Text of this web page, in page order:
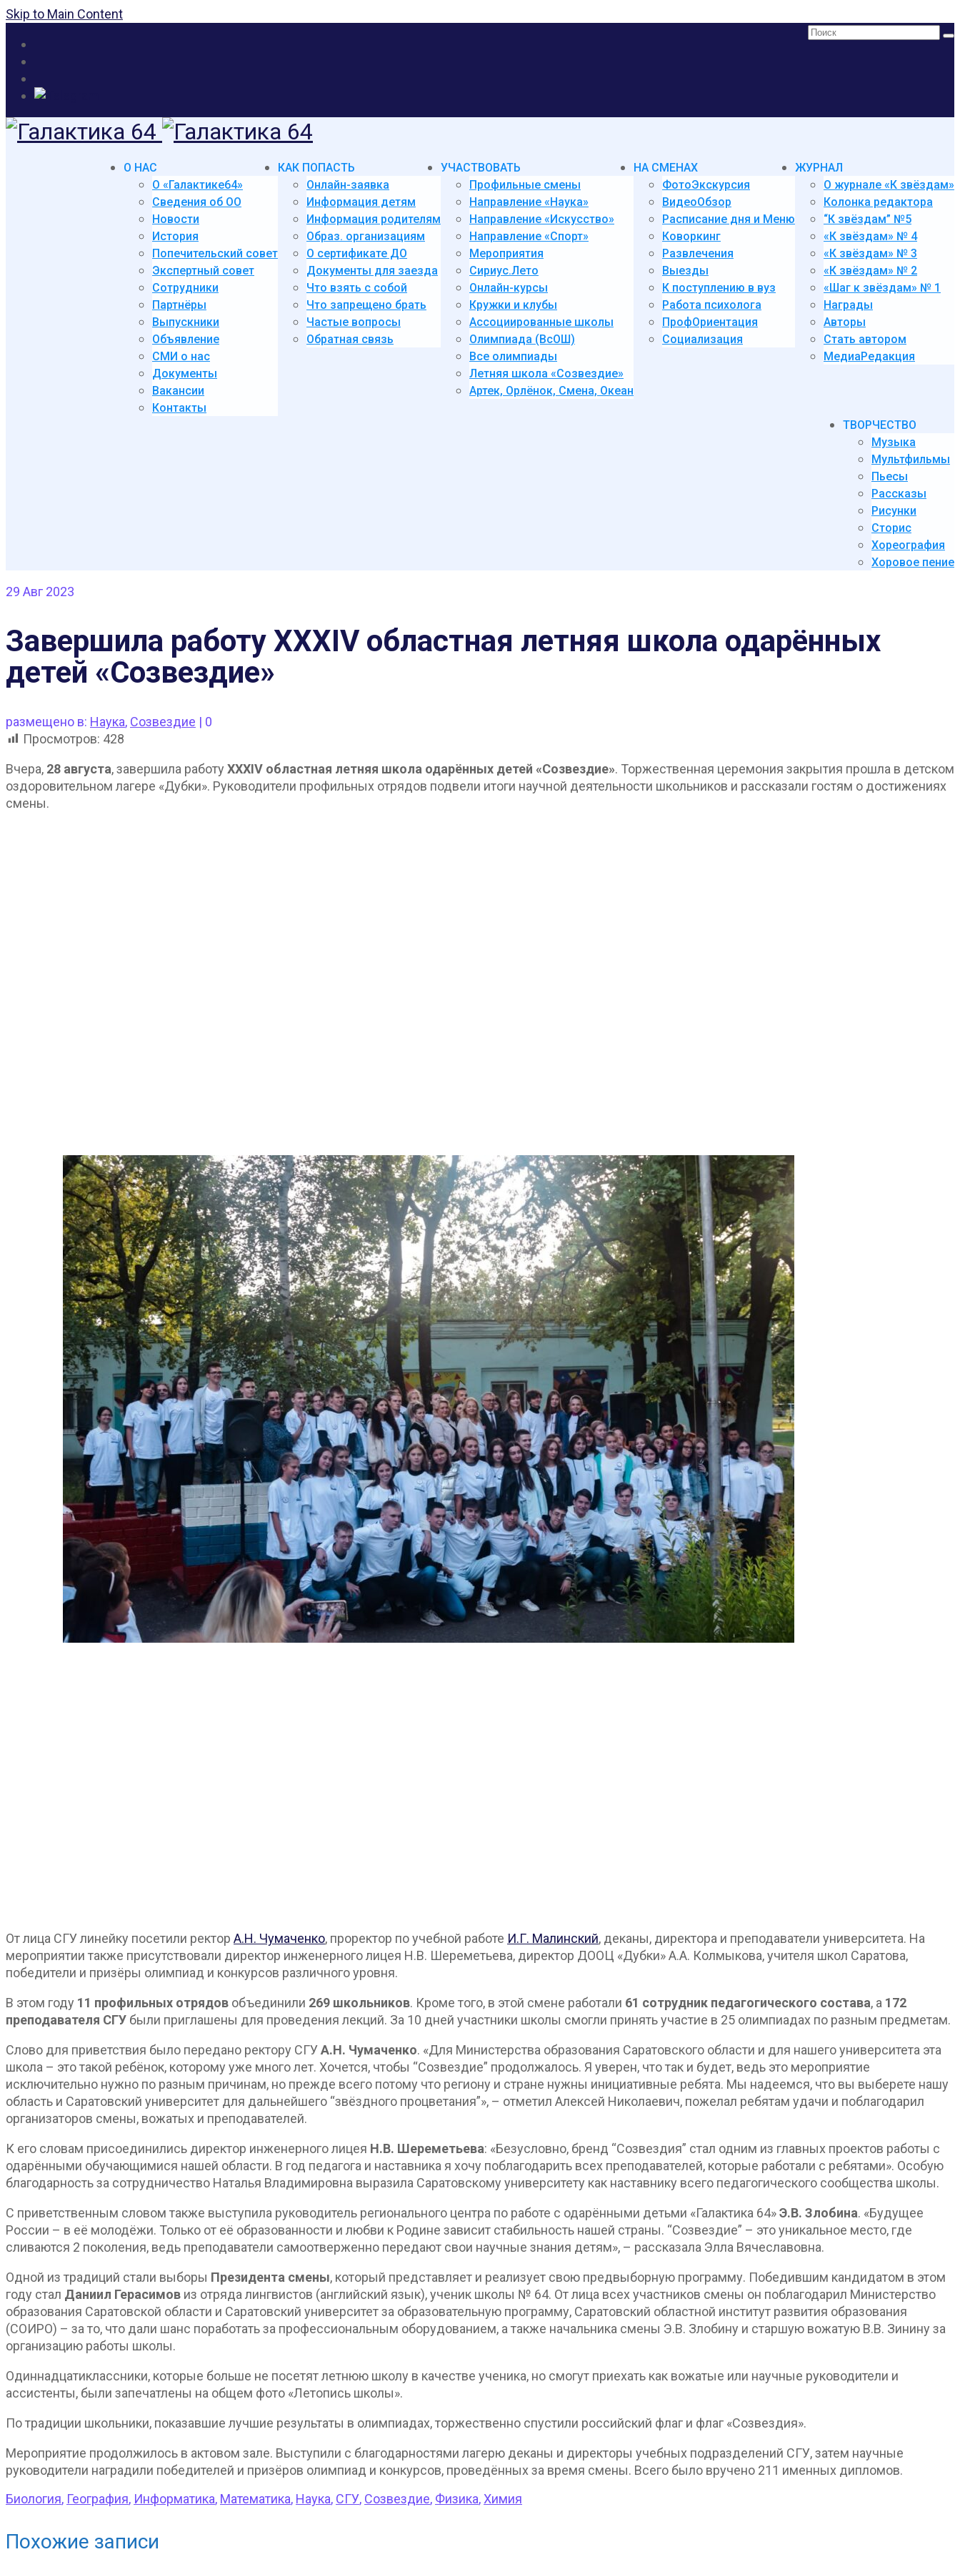
Skip to Main Content
Поиск:
О НАС
О «Галактике64»
Сведения об ОО
Новости
История
Попечительский совет
Экспертный совет
Сотрудники
Партнёры
Выпускники
Объявление
СМИ о нас
Документы
Вакансии
Контакты
КАК ПОПАСТЬ
Онлайн-заявка
Информация детям
Информация родителям
Образ. организациям
О сертификате ДО
Документы для заезда
Что взять с собой
Что запрещено брать
Частые вопросы
Обратная связь
УЧАСТВОВАТЬ
Профильные смены
Направление «Наука»
Направление «Искусство»
Направление «Спорт»
Мероприятия
Сириус.Лето
Онлайн-курсы
Кружки и клубы
Ассоциированные школы
Олимпиада (ВсОШ)
Все олимпиады
Летняя школа «Созвездие»
Артек, Орлёнок, Смена, Океан
НА СМЕНАХ
ФотоЭкскурсия
ВидеоОбзор
Расписание дня и Меню
Коворкинг
Развлечения
Выезды
К поступлению в вуз
Работа психолога
ПрофОриентация
Социализация
ЖУРНАЛ
О журнале «К звёздам»
Колонка редактора
“К звёздам” №5
«К звёздам» № 4
«К звёздам» № 3
«К звёздам» № 2
«Шаг к звёздам» № 1
Награды
Авторы
Стать автором
МедиаРедакция
ТВОРЧЕСТВО
Музыка
Мультфильмы
Пьесы
Рассказы
Рисунки
Сторис
Хореография
Хоровое пение
29 Авг 2023
Завершила работу XXXIV областная летняя школа одарённых
детей «Созвездие»
размещено в: Наука, Созвездие | 0
Просмотров: 428
Вчера, 28 августа, завершила работу XXXIV областная летняя школа одарённых детей «Созвездие». Торжественная церемония закрытия прошла в детском
оздоровительном лагере «Дубки». Руководители профильных отрядов подвели итоги научной деятельности школьников и рассказали гостям о достижениях
смены.
От лица СГУ линейку посетили ректор А.Н. Чумаченко, проректор по учебной работе И.Г. Малинский, деканы, директора и преподаватели университета. На
мероприятии также присутствовали директор инженерного лицея Н.В. Шереметьева, директор ДООЦ «Дубки» А.А. Колмыкова, учителя школ Саратова,
победители и призёры олимпиад и конкурсов различного уровня.
В этом году 11 профильных отрядов объединили 269 школьников. Кроме того, в этой смене работали 61 сотрудник педагогического состава, а 172
преподавателя СГУ были приглашены для проведения лекций. За 10 дней участники школы смогли принять участие в 25 олимпиадах по разным предметам.
Слово для приветствия было передано ректору СГУА.Н. Чумаченко. «Для Министерства образования Саратовского области и для нашего университета эта
школа – это такой ребёнок, которому уже много лет. Хочется, чтобы “Созвездие” продолжалось. Я уверен, что так и будет, ведь это мероприятие
исключительно нужно по разным причинам, но прежде всего потому что региону и стране нужны инициативные ребята. Мы надеемся, что вы выберете нашу
область и Саратовский университет для дальнейшего “звёздного процветания”», – отметил Алексей Николаевич, пожелал ребятам удачи и поблагодарил
организаторов смены, вожатых и преподавателей.
К его словам присоединились директор инженерного лицея Н.В. Шереметьева: «Безусловно, бренд “Созвездия” стал одним из главных проектов работы с
одарёнными обучающимися нашей области. В год педагога и наставника я хочу поблагодарить всех преподавателей, которые работали с ребятами». Особую
благодарность за сотрудничество Наталья Владимировна выразила Саратовскому университету как наставнику всего педагогического сообщества школы.
С приветственным словом также выступила руководитель регионального центра по работе с одарёнными детьми «Галактика 64»Э.В. Злобина. «Будущее
России – в её молодёжи. Только от её образованности и любви к Родине зависит стабильность нашей страны. “Созвездие” – это уникальное место, где
сливаются 2 поколения, ведь преподаватели самоотверженно передают свои научные знания детям», – рассказала Элла Вячеславовна.
Одной из традиций стали выборы Президента смены, который представляет и реализует свою предвыборную программу. Победившим кандидатом в этом
году стал Даниил Герасимов из отряда лингвистов (английский язык), ученик школы № 64. От лица всех участников смены он поблагодарил Министерство
образования Саратовской области и Саратовский университет за образовательную программу, Саратовский областной институт развития образования
(СОИРО) – за то, что дали шанс поработать за профессиональным оборудованием, а также начальника смены Э.В. Злобину и старшую вожатую В.В. Зинину за
организацию работы школы.
Одиннадцатиклассники, которые больше не посетят летнюю школу в качестве ученика, но смогут приехать как вожатые или научные руководители и
ассистенты, были запечатлены на общем фото «Летопись школы».
По традиции школьники, показавшие лучшие результаты в олимпиадах, торжественно спустили российский флаг и флаг «Созвездия».
Мероприятие продолжилось в актовом зале. Выступили с благодарностями лагерю деканы и директоры учебных подразделений СГУ, затем научные
руководители наградили победителей и призёров олимпиад и конкурсов, проведённых за время смены. Всего было вручено 211 именных дипломов.
Биология, География, Информатика, Математика, Наука, СГУ, Созвездие, Физика, Химия
Похожие записи